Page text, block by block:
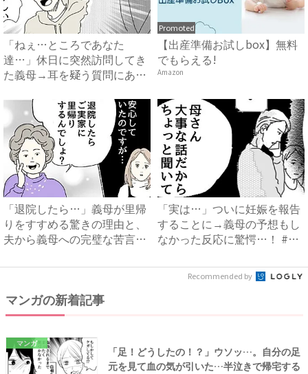
「ねぇ…ところであなた
達…」休日に突然訪問してき
た義母→耳を疑う質問にあ
Promoted
【出産準備お試しbox】無料
でもらえる!
Amazon
「退院したら…」義母が里帰
りをすすめる驚きの理由と、
夫から義母への完璧な苦言
「実は…」ついに妊娠を報告
することに→義母の予想もし
なかった反応に驚愕…！ #
Recommended by
マンガの新着記事
マンガ
「足！どうしたの！？」ウソッ…。自分の足
元を見て血の気が引いた…半泣きで帰宅する